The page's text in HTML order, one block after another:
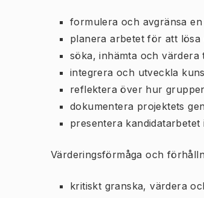
formulera och avgränsa
planera arbetet för att
söka, inhämta och
integrera och utveckla
reflektera över hur
dokumentera projektets
presentera
Värderingsförmåga och
kritiskt granska, värdera